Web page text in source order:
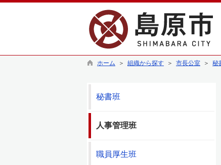
ホーム ＞ 組織から探す ＞ 市長公室 ＞ 秘
秘書班
人事管理班
職員厚生班